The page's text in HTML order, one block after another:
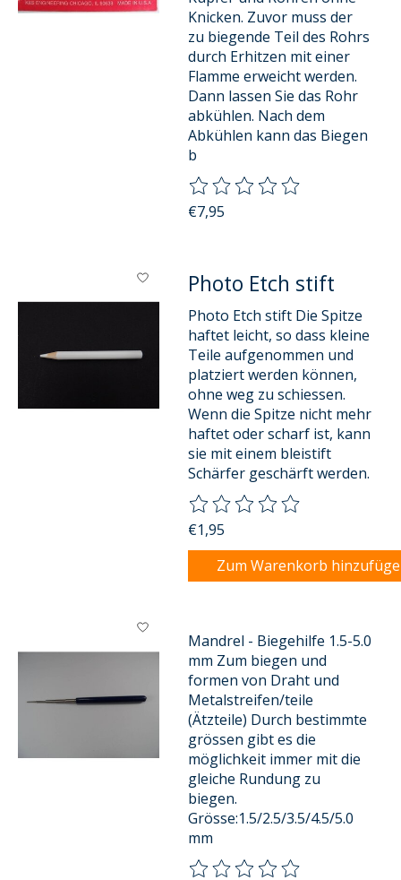
Knicken. Zuvor muss der
zu biegende Teil des Rohrs
durch Erhitzen mit einer
Flamme erweicht werden.
Dann lassen Sie das Rohr
abkühlen. Nach dem
Abkühlen kann das Biegen
b
Die Bewertung dieses
€7,95
Photo Etch stift
Photo Etch stift Die Spitze
haftet leicht, so dass kleine
Teile aufgenommen und
platziert werden können,
ohne weg zu schiessen.
Wenn die Spitze nicht mehr
haftet oder scharf ist, kann
sie mit einem bleistift
Schärfer geschärft werden.
Die Bewertung dieses
€1,95
Zum Warenkorb
Mandrel - Biegehilfe 1.5-5.0
mm Zum biegen und
formen von Draht und
Metalstreifen/teile
(Ätzteile) Durch bestimmte
grössen gibt es die
möglichkeit immer mit die
gleiche Rundung zu
biegen.
Grösse:1.5/2.5/3.5/4.5/5.0
mm
Die Bewertung dieses